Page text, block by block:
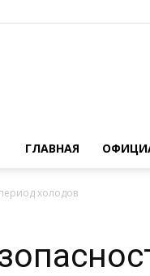
ГЛАВНАЯ
холодов